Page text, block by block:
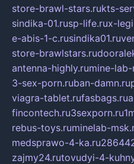
store-brawl-stars.rukts-
sindika-01.rusp-life.rux-
e-abis-1-c.rusindika01.ru
store-brawlstars.ru
antenna-highly.rumine-lab-
3-sex-porn.ruban-damn.ru
viagra-tablet.rufasbags.ru
fincontech.ru3sexporn.ru
rebus-toys.ruminelab-
medsprawo-4-ka.ru
zajmy24.rutovudyi-4-